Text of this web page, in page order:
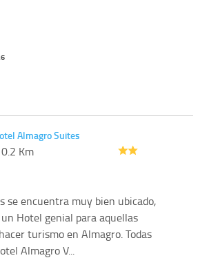
Almagro Suites
Km
se encuentra muy bien ubicado,
Hotel genial para aquellas
turismo en Almagro. Todas
Almagro V...